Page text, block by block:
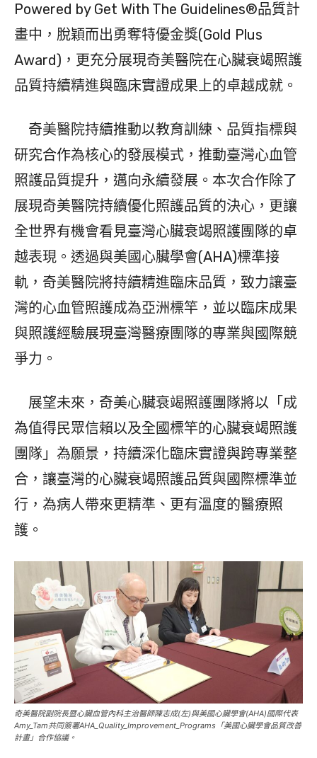
Powered by Get With The Guidelines®品質計
畫中，脫穎而出勇奪特優金獎(Gold Plus
Award)，更充分展現奇美醫院在心臟衰竭照護
品質持續精進與臨床實證成果上的卓越成就。
奇美醫院持續推動以教育訓練、品質指標與
研究合作為核心的發展模式，推動臺灣心血管
照護品質提升，邁向永續發展。本次合作除了
展現奇美醫院持續優化照護品質的決心，更讓
全世界有機會看見臺灣心臟衰竭照護團隊的卓
越表現。透過與美國心臟學會(AHA)標準接
軌，奇美醫院將持續精進臨床品質，致力讓臺
灣的心血管照護成為亞洲標竿，並以臨床成果
與照護經驗展現臺灣醫療團隊的專業與國際競
爭力。
展望未來，奇美心臟衰竭照護團隊將以「成
為值得民眾信賴以及全國標竿的心臟衰竭照護
團隊」為願景，持續深化臨床實證與跨專業整
合，讓臺灣的心臟衰竭照護品質與國際標準並
行，為病人帶來更精準、更有溫度的醫療照
護。
奇美醫院副院長暨心臟血管內科主治醫師陳志成(左)與美國心臟學會(AHA)國際代表
Amy_Tam共同簽署AHA_Quality_Improvement_Programs「美國心臟學會品質改善
計畫」合作協議。